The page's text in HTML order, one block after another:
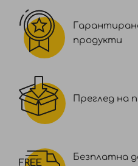
продукти
Преглед на
Безплатна